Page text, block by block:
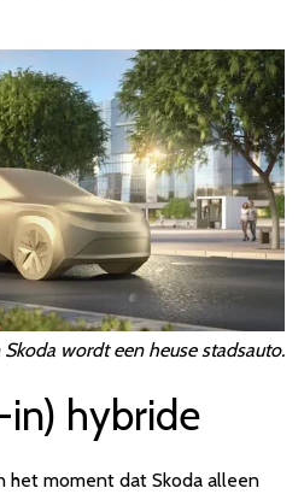
wordt een heuse stadsauto.
in) hybride
het moment dat Skoda alleen